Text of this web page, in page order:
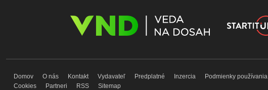
Domov O nás Kontakt Vydavateľ Predplatné Inzercia Podmienky používania
Cookies
Partneri RSS Sitemap